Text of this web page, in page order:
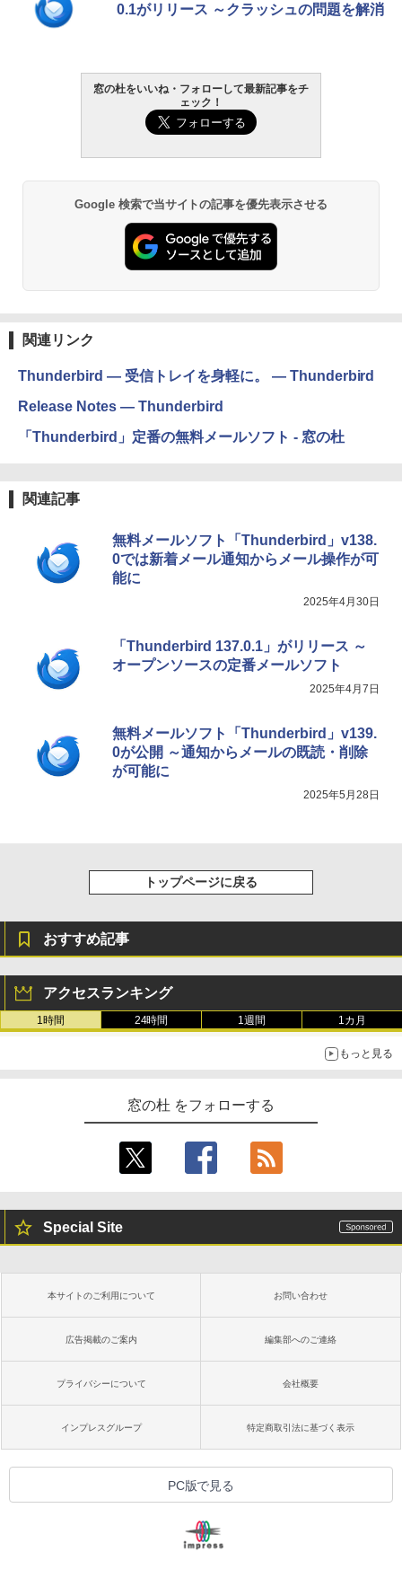
0.1がリリース ～クラッシュの問題を解消
窓の杜をいいね・フォローして最新記事をチ
ェック！
Google 検索で当サイトの記事を優先表示させる
関連リンク
Thunderbird — 受信トレイを身軽に。 — Thunderbird
Release Notes — Thunderbird
「Thunderbird」定番の無料メールソフト - 窓の杜
関連記事
無料メールソフト「Thunderbird」v138.
0では新着メール通知からメール操作が可
能に
2025年4月30日
「Thunderbird 137.0.1」がリリース ～
オープンソースの定番メールソフト
2025年4月7日
無料メールソフト「Thunderbird」v139.
0が公開 ～通知からメールの既読・削除
が可能に
2025年5月28日
トップページに戻る
おすすめ記事
アクセスランキング
1時間 24時間 1週間 1カ月
もっと見る
窓の杜 をフォローする
Special Site
本サイトのご利用について お問い合わせ
広告掲載のご案内 編集部へのご連絡
プライバシーについて 会社概要
インプレスグループ 特定商取引法に基づく表示
PC版で見る